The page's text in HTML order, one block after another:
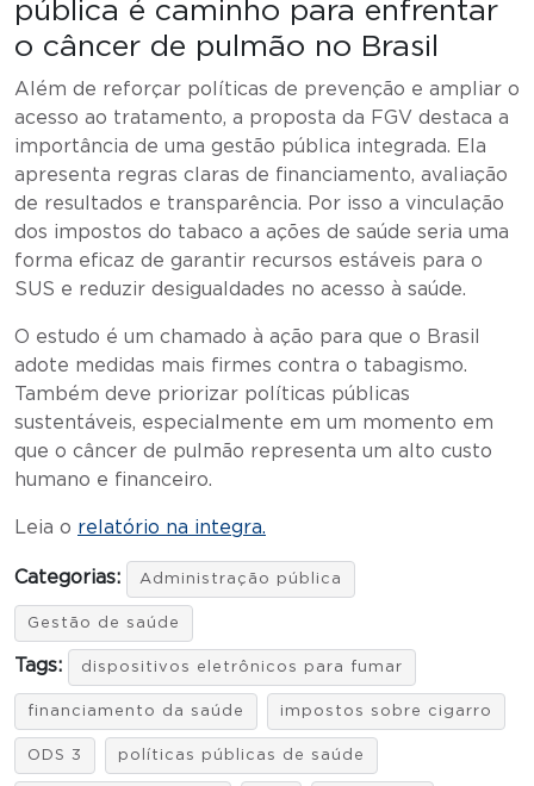
pública é caminho para enfrentar
o câncer de pulmão no Brasil
Além de reforçar políticas de prevenção e ampliar o
acesso ao tratamento, a proposta da FGV destaca a
importância de uma gestão pública integrada. Ela
apresenta regras claras de financiamento, avaliação
de resultados e transparência. Por isso a vinculação
dos impostos do tabaco a ações de saúde seria uma
forma eficaz de garantir recursos estáveis para o
SUS e reduzir desigualdades no acesso à saúde.
O estudo é um chamado à ação para que o Brasil
adote medidas mais firmes contra o tabagismo.
Também deve priorizar políticas públicas
sustentáveis, especialmente em um momento em
que o câncer de pulmão representa um alto custo
humano e financeiro.
Leia o relatório na integra.
Categorias: Administração pública
Gestão de saúde
Tags: dispositivos eletrônicos para fumar
financiamento da saúde impostos sobre cigarro
ODS 3 políticas públicas de saúde